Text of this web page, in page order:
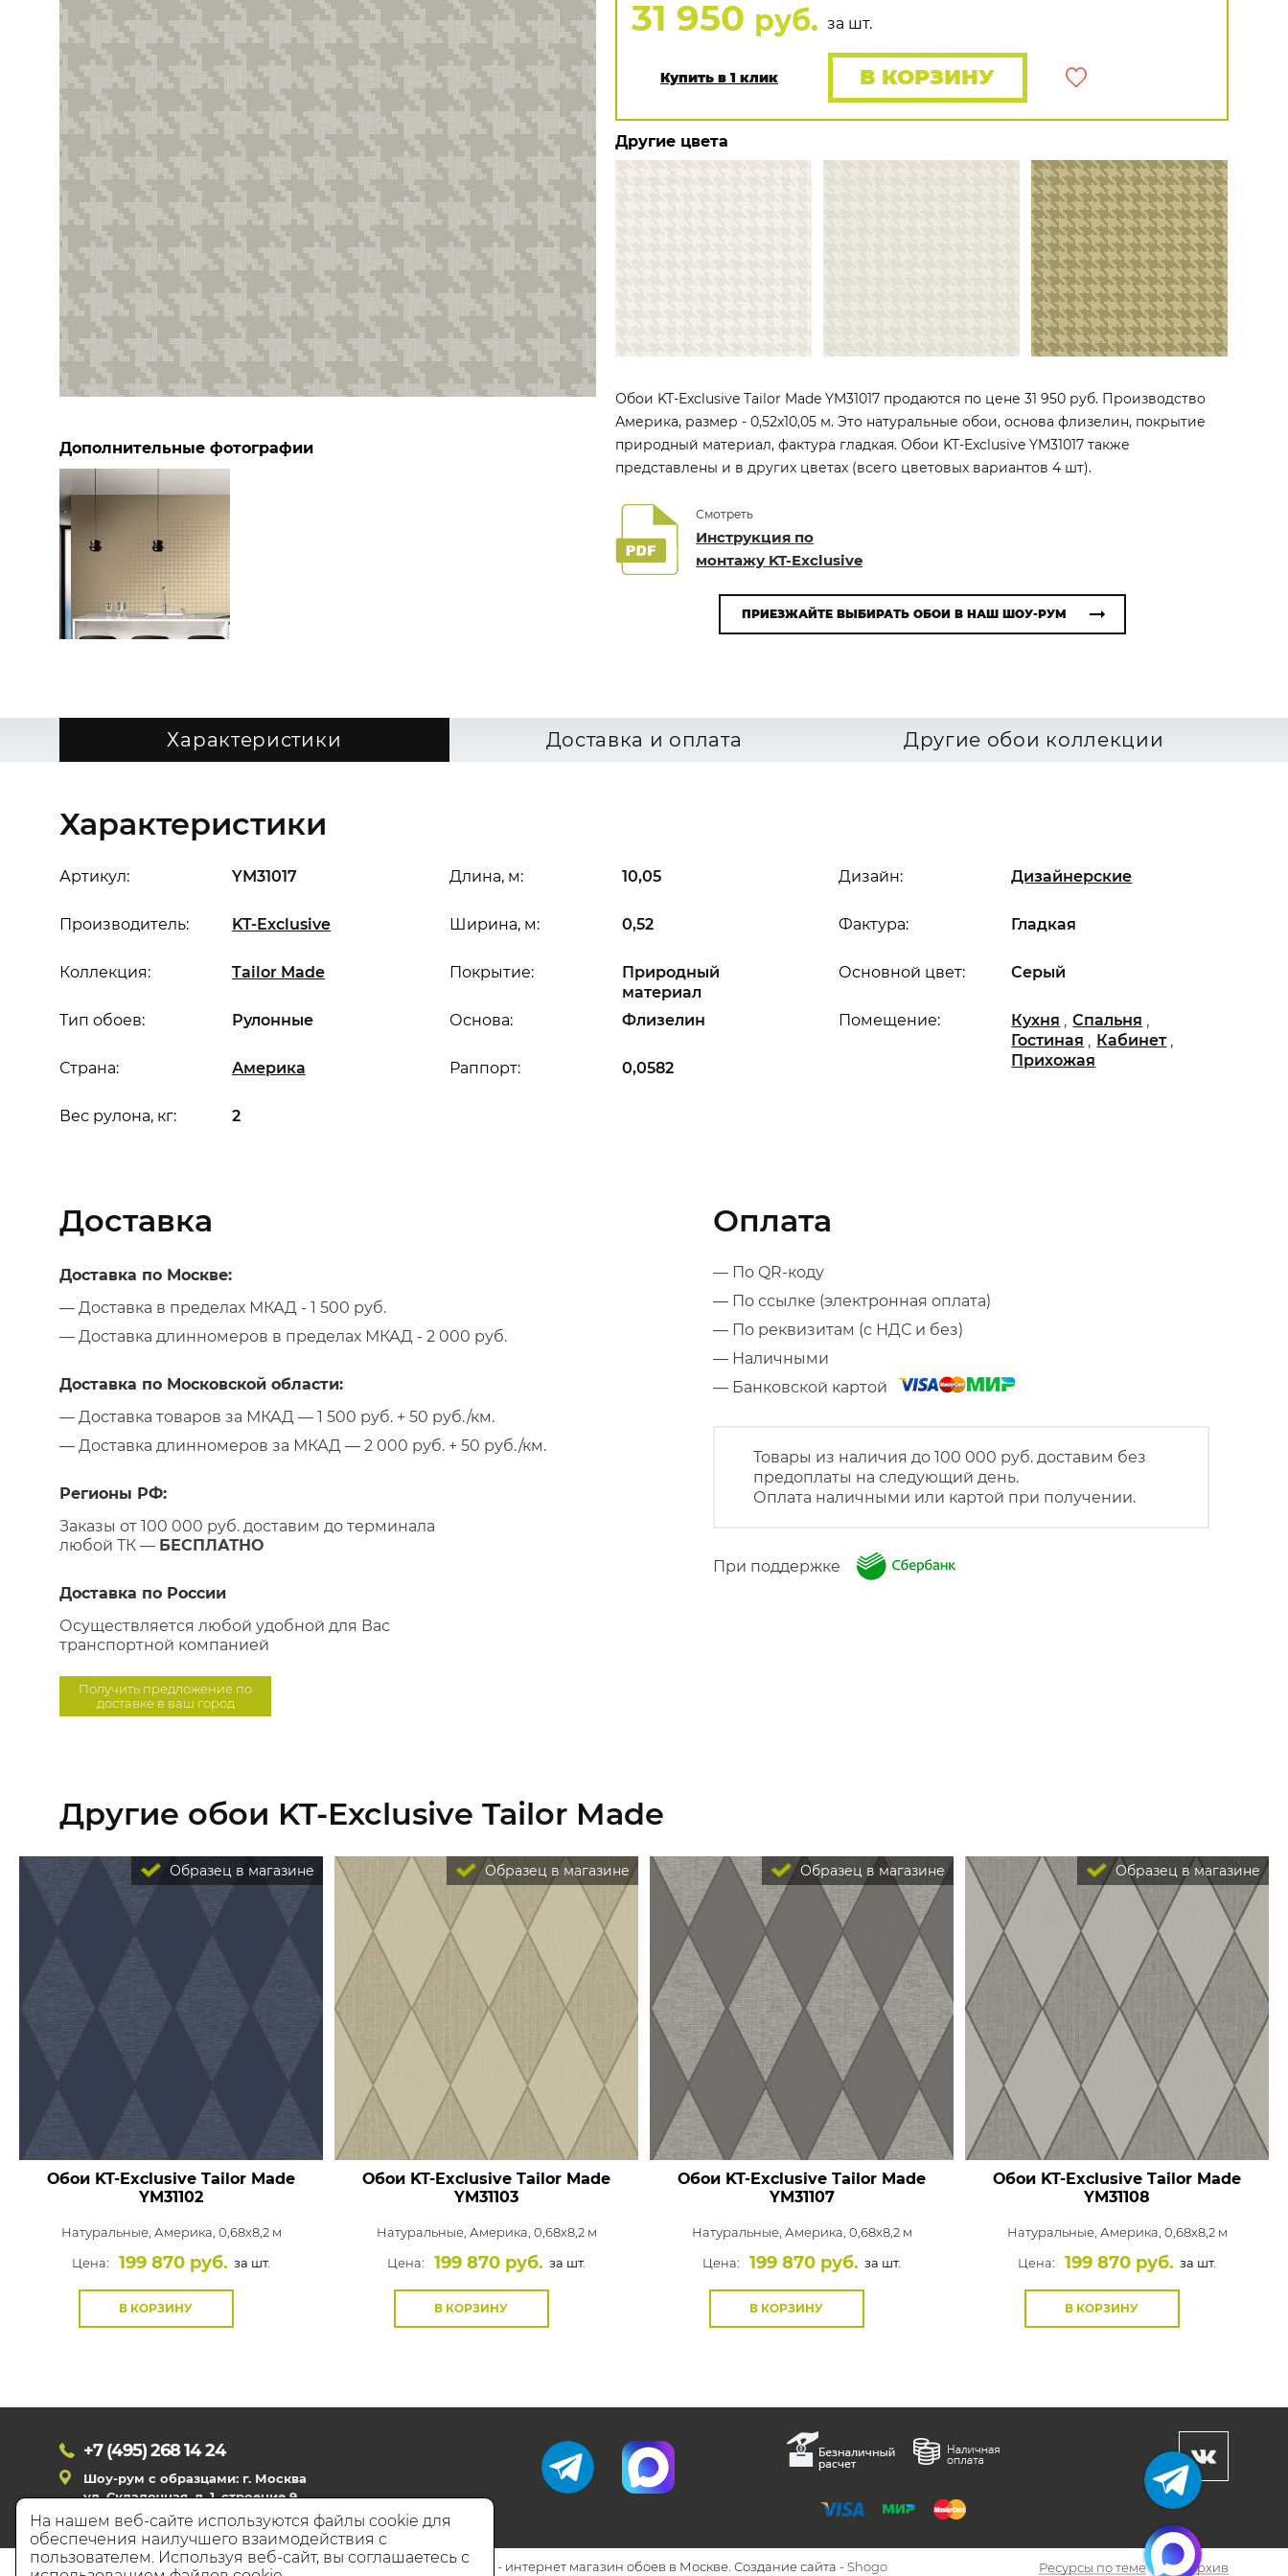
ЦВЕТА
ПОКАЗАТЬ ВСЕ ОБОИ
Дополнительные фотографии
31 950 руб. за шт.
Купить в 1 клик В КОРЗИНУ
Другие цвета
Обои KT-Exclusive Tailor Made YM31017 продаются по цене 31 950 руб. Производство
Америка, размер - 0,52x10,05 м. Это натуральные обои, основа флизелин, покрытие
природный материал, фактура гладкая. Обои KT-Exclusive YM31017 также
представлены и в других цветах (всего цветовых вариантов 4 шт).
Смотреть
Инструкция по
монтажу KT-Exclusive
ПРИЕЗЖАЙТЕ ВЫБИРАТЬ ОБОИ В НАШ ШОУ-РУМ
Характеристики Доставка и оплата Другие обои коллекции
Характеристики
Артикул: YM31017
Производитель: KT-Exclusive
Коллекция: Tailor Made
Длина, м: 10,05
Ширина, м: 0,52
Вес рулона, кг: 2
Раппорт: 0,0582
Основной цвет: Серый
Дизайн: Дизайнерские
Основа: Флизелин
Покрытие:
Природный
материал
Помещение:
Кухня ,Спальня ,
Гостиная , Кабинет ,
Прихожая
Страна: Америка
Тип обоев: Рулонные
Фактура: Гладкая
Доставка
Доставка по Москве:
— Доставка в пределах МКАД - 1 500 руб.
— Доставка длинномеров в пределах МКАД - 2 000 руб.
Доставка по Московской области:
— Доставка товаров за МКАД — 1 500 руб. + 50 руб./км.
— Доставка длинномеров за МКАД — 2 000 руб. + 50 руб./км.
Регионы РФ:
Заказы от 100 000 руб. доставим до терминала
любой ТК — БЕСПЛАТНО
Доставка по России
Осуществляется любой удобной для Вас
транспортной компанией
Получить предложение по
доставке в ваш город
Оплата
— По QR-коду
— По ссылке (электронная оплата)
— По реквизитам (с НДС и без)
— Наличными
— Банковской картой
Товары из наличия до 100 000 руб. доставим без
предоплаты на следующий день.
Оплата наличными или картой при получении.
При поддержке
Другие обои KT-Exclusive Tailor Made
Образец в магазине
Обои KT-Exclusive Tailor Made
YM31102
Натуральные, Америка, 0,68x8,2 м
Цена:
199 870 руб. за шт.
В КОРЗИНУ
Образец в магазине
Обои KT-Exclusive Tailor Made
YM31103
Натуральные, Америка, 0,68x8,2 м
Цена:
199 870 руб. за шт.
В КОРЗИНУ
Образец в магазине
Обои KT-Exclusive Tailor Made
YM31107
Натуральные, Америка, 0,68x8,2 м
Цена:
199 870 руб. за шт.
В КОРЗИНУ
Образец в магазине
Обои KT-Exclusive Tailor Made
YM31108
Натуральные, Америка, 0,68x8,2 м
Цена:
199 870 руб. за шт.
В КОРЗИНУ
+7 (495)268 14 24
Шоу-рум с образцами: г. Москва
ул. Складочная, д. 1, строение 9
© 2026 Walls.ru - интернет магазин обоев в Москве. Создание сайта - Shogo Ресурсы по теме Архив
На нашем веб-сайте используются файлы cookie для
обеспечения наилучшего взаимодействия с
пользователем. Используя веб-сайт, вы соглашаетесь с